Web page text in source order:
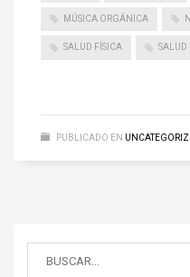
MÚSICA ORGÁNICA
SALUD FÍSICA SALUD
PUBLICADO EN